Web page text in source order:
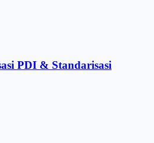
PDI & Standarisasi